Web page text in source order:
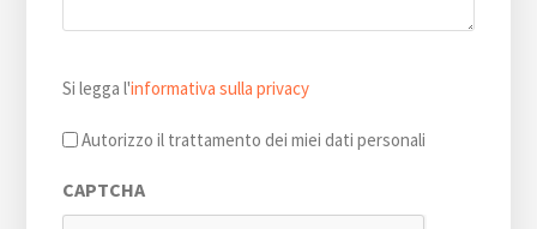
legga
l'informativa
privacy
Si legga l'informativa sulla privacy
Autorizzo il trattamento dei miei dati personali
CAPTCHA